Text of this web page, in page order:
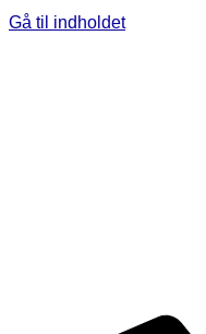
Gå til indholdet